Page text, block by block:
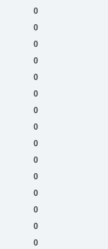
0
0
0
0
0
0
0
0
0
0
0
0
0
0
0